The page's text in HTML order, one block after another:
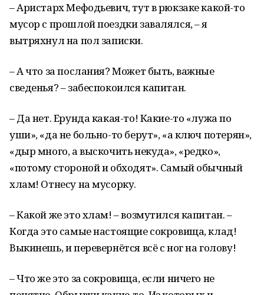
– Аристарх Мефодьевич, тут в рюкзаке какой-то
мусор с прошлой поездки завалялся, – я
вытряхнул на пол записки.
– А что за послания? Может быть, важные
сведенья? – забеспокоился капитан.
– Да нет. Ерунда какая-то! Какие-то «лужа по
уши», «да не больно-то берут», «а ключ потерян»,
«дыр много, а выскочить некуда», «редко»,
«потому стороной и обходят». Самый обычный
хлам! Отнесу на мусорку.
– Какой же это хлам! – возмутился капитан. –
Когда это самые настоящие сокровища, клад!
Выкинешь, и перевернётся всё с ног на голову!
– Что же это за сокровища, если ничего не